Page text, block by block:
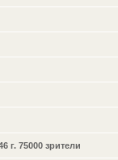
г. 75000 зрители